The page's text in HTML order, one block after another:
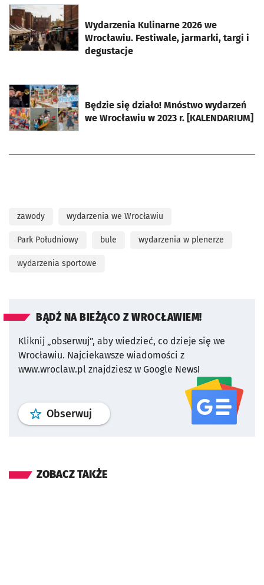
Wydarzenia Kulinarne 2026 we
Wrocławiu. Festiwale, jarmarki, targi i
degustacje
otworzy się w nowej karcie
Będzie się działo! Mnóstwo wydarzeń
we Wrocławiu w 2023 r. [KALENDARIUM]
otworzy się w nowej karcie
zawody wydarzenia we Wrocławiu
Park Południowy bule wydarzenia w plenerze
wydarzenia sportowe
BĄDŹ NA BIEŻĄCO Z WROCŁAWIEM!
Kliknij „obserwuj”, aby wiedzieć, co dzieje się we
Wrocławiu. Najciekawsze wiadomości z
www.wroclaw.pl znajdziesz w Google News!
Obserwuj profil serwisu
ZOBACZ TAKŻE